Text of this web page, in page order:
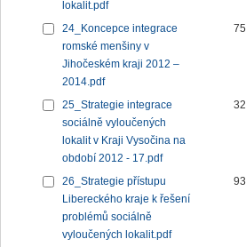
lokalit.pdf
24_Koncepce integrace
romské menšiny v
Jihočeském kraji 2012 –
2014.pdf
25_Strategie integrace
sociálně vyloučených
lokalit v Kraji Vysočina na
období 2012 - 17.pdf
26_Strategie přístupu
Libereckého kraje k řešení
problémů sociálně
vyloučených lokalit.pdf